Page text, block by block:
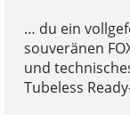
… du ein
souveränen
und
Tubeless